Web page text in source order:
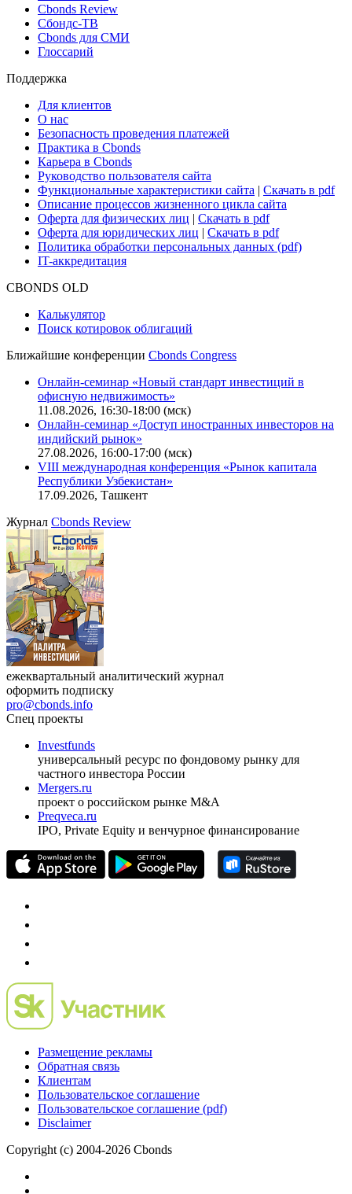
Новости и Аналитика
Новости рынка
Research Hub
Сбондс-ТВ
Глоссарий
Поддержка
Для клиентов
О нас
Безопасность проведения платежей
Практика в Cbonds
Карьера в Cbonds
Руководство пользователя сайта
Функциональные характеристики сайта|Скачать в pdf
Описание процессов жизненного цикла сайта
Оферта для юридических лиц
IT-аккредитация
Поиск котировок облигаций
Ближайшие конференцииCbonds Congress
Онлайн-семинар «Новый стандарт инвестиций в
офисную недвижимость»
11.08.2026, 16:30-18:00 (мск)
Онлайн-семинар «Доступ иностранных инвесторов на
индийский рынок»
VIII международная конференция «Рынок капитала
Республики Узбекистан»
17.09.2026, Ташкент
ЖурналCbonds Review
оформить подписку
pro@cbonds.info
Спец проекты
Investfunds
универсальный ресурс по фондовому рынку для
частного инвестора России
проект о российском рынке M&A
Preqveca.ru
Размещение рекламы
Обратная связь
Пользовательское соглашение